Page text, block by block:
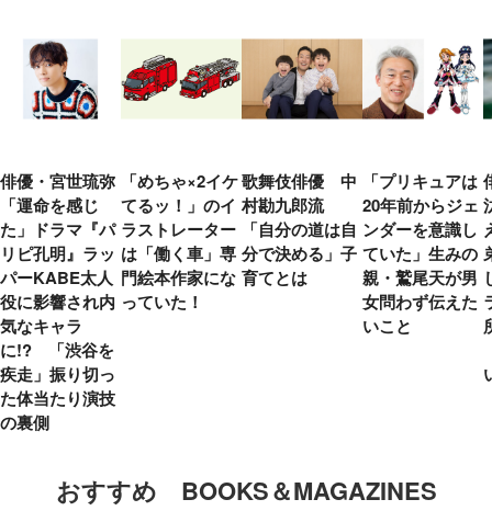
俳優・宮世琉弥
「運命を感じ
た」ドラマ『パ
リピ孔明』ラッ
パーKABE太人
役に影響され内
気なキャラ
に!? 「渋谷を
疾走」振り切っ
た体当たり演技
の裏側
「めちゃ×2イケ
てるッ！」のイ
ラストレーター
は「働く車」専
門絵本作家にな
っていた！
歌舞伎俳優 中
村勘九郎流
「自分の道は自
分で決める」子
育てとは
「プリキュアは
20年前からジェ
ンダーを意識し
ていた」生みの
親・鷲尾天が男
女問わず伝えた
いこと
おすすめ BOOKS＆MAGAZINES